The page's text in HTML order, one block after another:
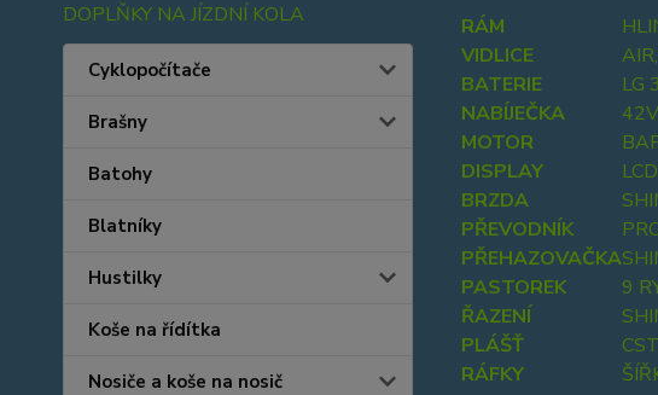
DOPLŇKY NA JÍZDNÍ KOLA
Cyklopočítače
Brašny
Batohy
Blatníky
Hustilky
Koše na řídítka
Nosiče a koše na nosič
RÁM
VIDLICE
BATERIE
LG
NABÍJEČKA
MOTOR
DISPLAY
BRZDA
PŘEVODNÍK
PŘEHAZOVAČKA
PASTOREK
9
ŘAZENÍ
PLÁŠŤ
RÁFKY